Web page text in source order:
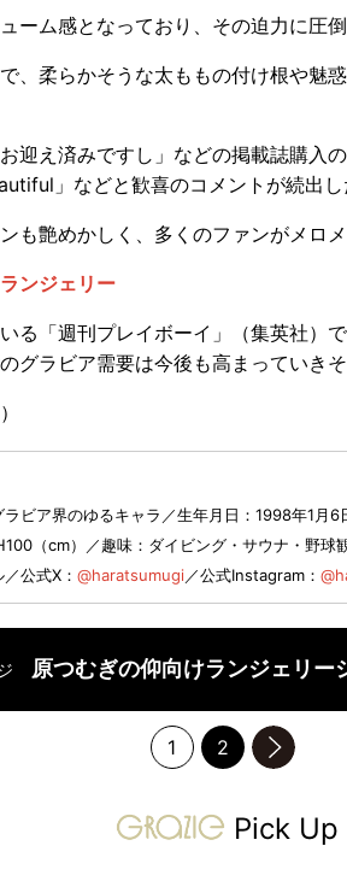
ーム感となっており、その迫力に圧倒
、柔らかそうな太ももの付け根や魅
迎え済みですし」などの掲載誌購入
」などと歓喜のコメントが続出し
も艶めかしく、多くのファンがメロメ
ンジェリー
る「週刊プレイボーイ」（集英社）
グラビア需要は今後も高まっていきそ
ビア界のゆるキャラ／生年月日：1998年1月
（cm）／趣味：ダイビング・サウナ・野球
公式X： @haratsumugi／公式Instagram：
原つむぎの仰向けランジェリー
1 2
次のページへ
gravure-
Pick Up